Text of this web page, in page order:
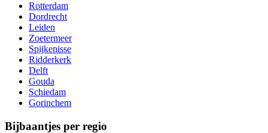
Rotterdam
Dordrecht
Leiden
Zoetermeer
Spijkenisse
Ridderkerk
Delft
Gouda
Schiedam
Gorinchem
Bijbaantjes per regio